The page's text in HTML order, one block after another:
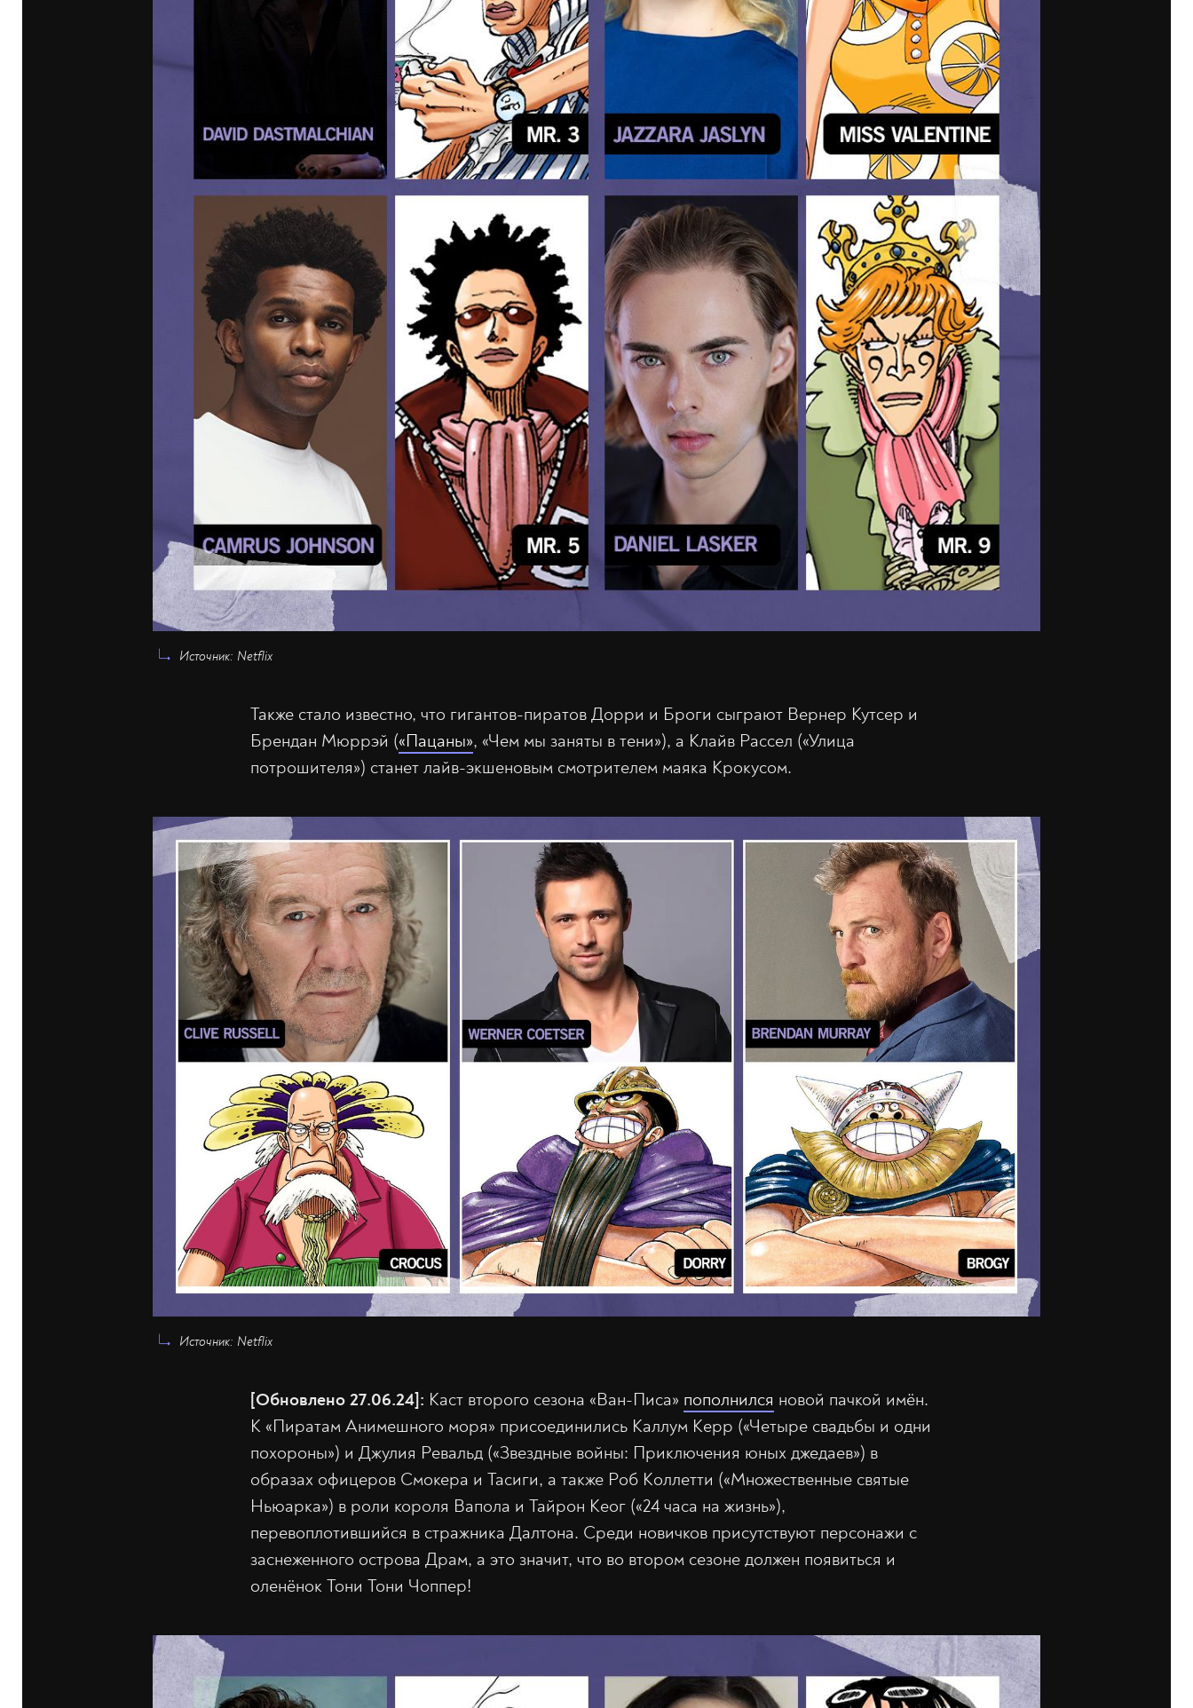
Источник: Netflix
Также стало известно, что гигантов-пиратов Дорри и Броги сыграют Вернер Кутсер и
Брендан Мюррэй («Пацаны», «Чем мы заняты в тени»), а Клайв Рассел («Улица
потрошителя») станет лайв-экшеновым смотрителем маяка Крокусом.
Источник: Netflix
[Обновлено 27.06.24]: Каст второго сезона «Ван-Писа» пополнился новой пачкой имён.
К «Пиратам Анимешного моря» присоединились Каллум Керр («Четыре свадьбы и одни
похороны») и Джулия Ревальд («Звездные войны: Приключения юных джедаев») в
образах офицеров Смокера и Тасиги, а также Роб Коллетти («Множественные святые
Ньюарка») в роли короля Вапола и Тайрон Кеог («24 часа на жизнь»),
перевоплотившийся в стражника Далтона. Среди новичков присутствуют персонажи с
заснеженного острова Драм, а это значит, что во втором сезоне должен появиться и
оленёнок Тони Тони Чоппер!